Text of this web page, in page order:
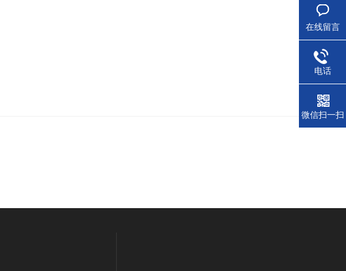
在线留言
电话
微信扫一扫